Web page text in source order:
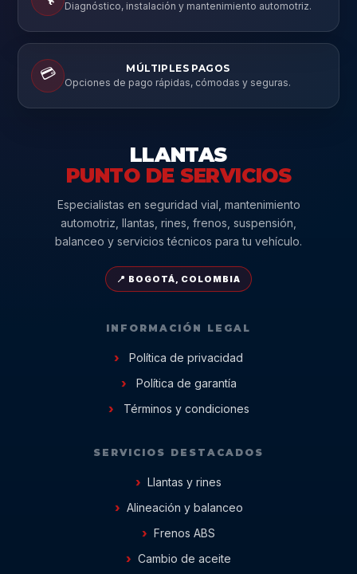
Diagnóstico, instalación y mantenimiento automotriz.
💳
MÚLTIPLES PAGOS
Opciones de pago rápidas, cómodas y seguras.
LLANTAS
PUNTO DE SERVICIOS
Especialistas en seguridad vial, mantenimiento
automotriz, llantas, rines, frenos, suspensión,
balanceo y servicios técnicos para tu vehículo.
📍 BOGOTÁ, COLOMBIA
INFORMACIÓN LEGAL
Política de privacidad
Política de garantía
Términos y condiciones
SERVICIOS DESTACADOS
Llantas y rines
Alineación y balanceo
Frenos ABS
Cambio de aceite